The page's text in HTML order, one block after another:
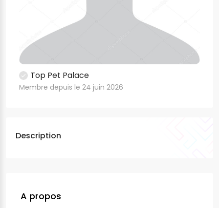
Top Pet Palace
Membre depuis le 24 juin 2026
Description
A propos